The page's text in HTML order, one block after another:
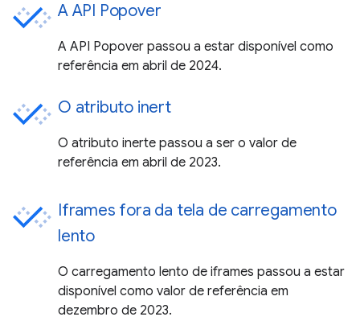
A API Popover
A API Popover passou a estar disponível como
referência em abril de 2024.
O atributo inert
O atributo inerte passou a ser o valor de
referência em abril de 2023.
Iframes fora da tela de carregamento
lento
O carregamento lento de iframes passou a estar
disponível como valor de referência em
dezembro de 2023.